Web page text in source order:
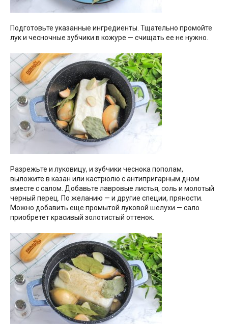
Подготовьте указанные ингредиенты. Тщательно промойте
лук и чесночные зубчики в кожуре — счищать ее не нужно.
Разрежьте и луковицу, и зубчики чеснока пополам,
выложите в казан или кастрюлю с антипригарным дном
вместе с салом. Добавьте лавровые листья, соль и молотый
черный перец. По желанию — и другие специи, пряности.
Можно добавить еще промытой луковой шелухи — сало
приобретет красивый золотистый оттенок.